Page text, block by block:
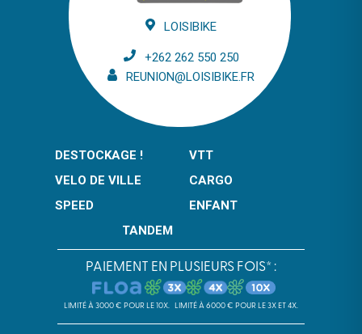
LOISIBIKE
+262 262 550 250
REUNION@LOISIBIKE.FR
DESTOCKAGE !
VTT
VELO DE VILLE
CARGO
SPEED
ENFANT
TANDEM
PAIEMENT EN PLUSIEURS FOIS* :
LIMITÉ À 3000 € POUR LE 10X. LIMITÉ À 6000 € POUR LE 3X ET 4X.